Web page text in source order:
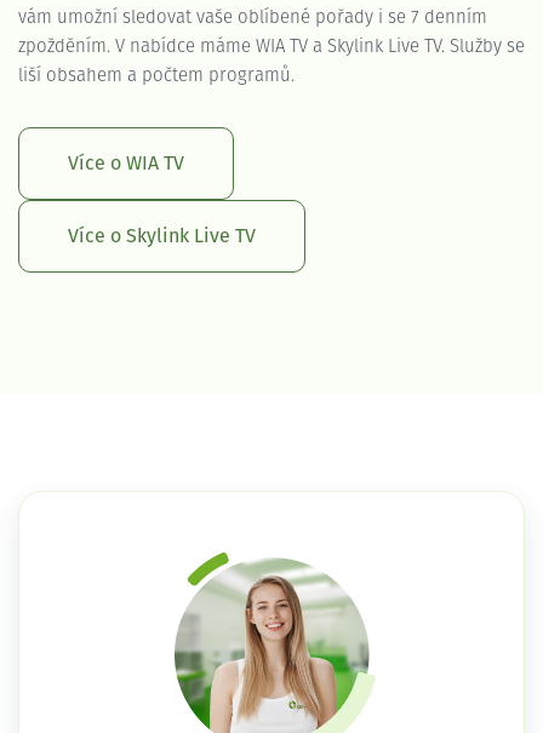
vám umožní sledovat vaše oblíbené pořady i se 7 denním
zpožděním. V nabídce máme WIA TV a Skylink Live TV. Služby se
liší obsahem a počtem programů.
Více o WIA TV
Více o Skylink Live TV